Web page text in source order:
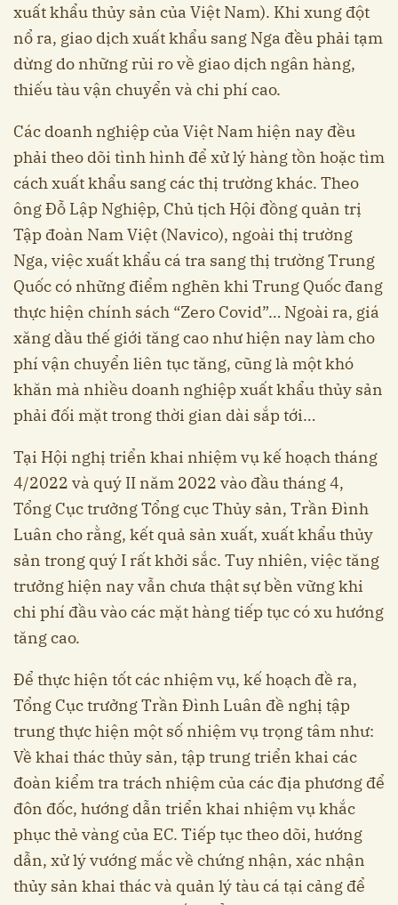
xuất khẩu thủy sản của Việt Nam). Khi xung đột
nổ ra, giao dịch xuất khẩu sang Nga đều phải tạm
dừng do những rủi ro về giao dịch ngân hàng,
thiếu tàu vận chuyển và chi phí cao.
Các doanh nghiệp của Việt Nam hiện nay đều
phải theo dõi tình hình để xử lý hàng tồn hoặc tìm
cách xuất khẩu sang các thị trường khác. Theo
ông Đỗ Lập Nghiệp, Chủ tịch Hội đồng quản trị
Tập đoàn Nam Việt (Navico), ngoài thị trường
Nga, việc xuất khẩu cá tra sang thị trường Trung
Quốc có những điểm nghẽn khi Trung Quốc đang
thực hiện chính sách “Zero Covid”… Ngoài ra, giá
xăng dầu thế giới tăng cao như hiện nay làm cho
phí vận chuyển liên tục tăng, cũng là một khó
khăn mà nhiều doanh nghiệp xuất khẩu thủy sản
phải đối mặt trong thời gian dài sắp tới…
Tại Hội nghị triển khai nhiệm vụ kế hoạch tháng
4/2022 và quý II năm 2022 vào đầu tháng 4,
Tổng Cục trưởng Tổng cục Thủy sản, Trần Đình
Luân cho rằng, kết quả sản xuất, xuất khẩu thủy
sản trong quý I rất khởi sắc. Tuy nhiên, việc tăng
trưởng hiện nay vẫn chưa thật sự bền vững khi
chi phí đầu vào các mặt hàng tiếp tục có xu hướng
tăng cao.
Để thực hiện tốt các nhiệm vụ, kế hoạch đề ra,
Tổng Cục trưởng Trần Đình Luân đề nghị tập
trung thực hiện một số nhiệm vụ trọng tâm như:
Về khai thác thủy sản, tập trung triển khai các
đoàn kiểm tra trách nhiệm của các địa phương để
đôn đốc, hướng dẫn triển khai nhiệm vụ khắc
phục thẻ vàng của EC. Tiếp tục theo dõi, hướng
dẫn, xử lý vướng mắc về chứng nhận, xác nhận
thủy sản khai thác và quản lý tàu cá tại cảng để